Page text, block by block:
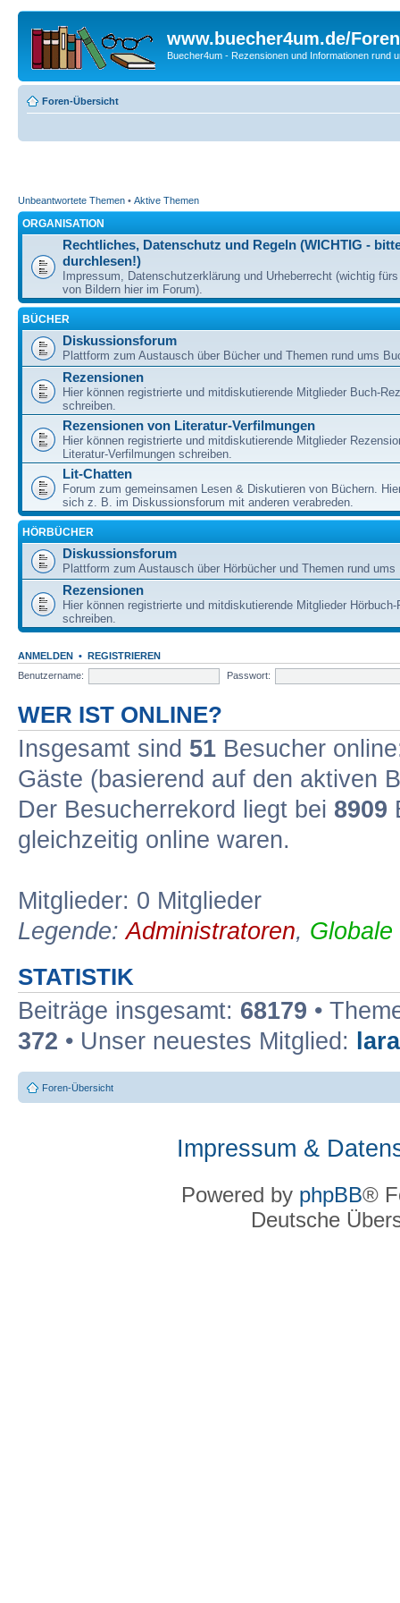
www.buecher4um.de/Foren
Buecher4um - Rezensionen und Informationen rund
Foren-Übersicht
Unbeantwortete Themen • Aktive Themen
ORGANISATION
Rechtliches, Datenschutz und Regeln (WICHTIG -
durchlesen!)
Impressum, Datenschutzerklärung und Urheberrecht (wichtig
von Bildern hier im Forum).
BÜCHER
Diskussionsforum
Plattform zum Austausch über Bücher und Themen rund ums
Rezensionen
Hier können registrierte und mitdiskutierende Mitglieder Buch-
schreiben.
Rezensionen von Literatur-Verfilmungen
Hier können registrierte und mitdiskutierende Mitglieder
Literatur-Verfilmungen schreiben.
Lit-Chatten
Forum zum gemeinsamen Lesen & Diskutieren von Büchern.
sich z. B. im Diskussionsforum mit anderen verabreden.
HÖRBÜCHER
Diskussionsforum
Plattform zum Austausch über Hörbücher und Themen rund ums
Rezensionen
Hier können registrierte und mitdiskutierende Mitglieder Hörbuch-
schreiben.
ANMELDEN • REGISTRIEREN
Benutzername:
Passwort:
WER IST ONLINE?
Insgesamt sind 51 Besucher
Gäste (basierend auf den aktiven
Der Besucherrekord liegt bei 8909
gleichzeitig online waren.
Mitglieder: 0 Mitglieder
Legende:Administratoren,
STATISTIK
Beiträge insgesamt: 68179 •
372 • Unser neuestes Mitglied:
Foren-Übersicht
Impressum &
Powered by phpBB®
Deutsche